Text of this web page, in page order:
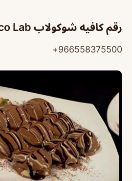
رقم كافيه شوكولاب Choco Lab
966558375500+